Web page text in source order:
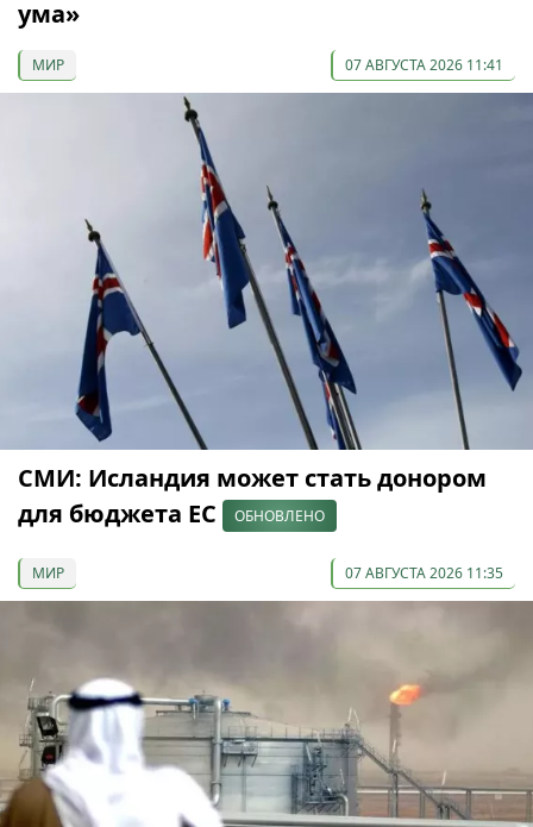
ума»
МИР 07 АВГУСТА 2026 11:41
СМИ: Исландия может стать донором
для бюджета ЕС
ОБНОВЛЕНО
МИР 07 АВГУСТА 2026 11:35